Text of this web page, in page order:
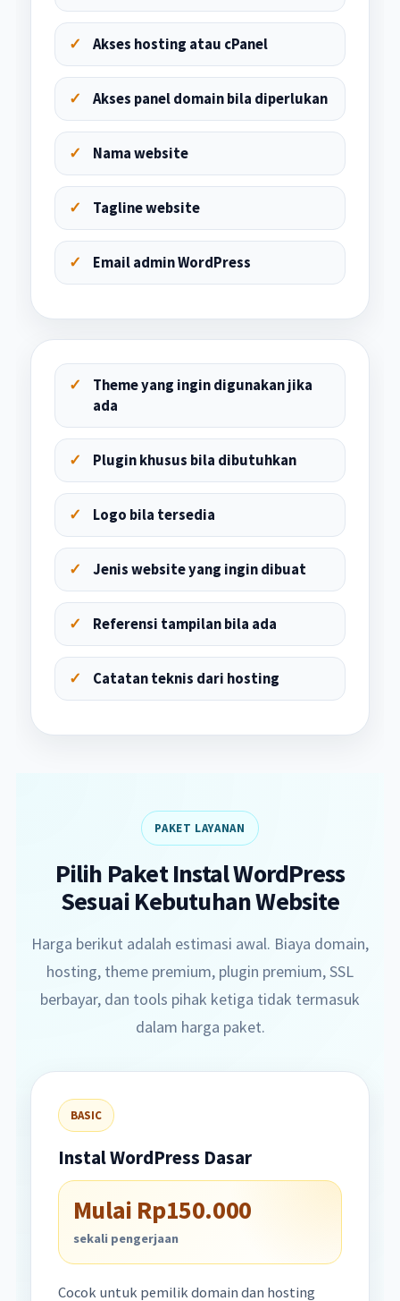
Akses hosting atau cPanel
Akses panel domain bila diperlukan
Nama website
Tagline website
Email admin WordPress
Theme yang ingin digunakan jika
ada
Plugin khusus bila dibutuhkan
Logo bila tersedia
Jenis website yang ingin dibuat
Referensi tampilan bila ada
Catatan teknis dari hosting
PAKET LAYANAN
Pilih Paket Instal WordPress
Sesuai Kebutuhan Website
Harga berikut adalah estimasi awal. Biaya domain,
hosting, theme premium, plugin premium, SSL
berbayar, dan tools pihak ketiga tidak termasuk
dalam harga paket.
BASIC
Instal WordPress Dasar
Mulai Rp150.000
sekali pengerjaan
Cocok untuk pemilik domain dan hosting